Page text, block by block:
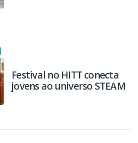
Festival no HITT conecta
jovens ao universo STEAM